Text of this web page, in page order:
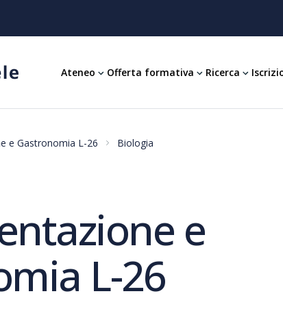
Ateneo Offerta formativa Ricerca
e Gastronomia L-26 Biologia
e
L-26